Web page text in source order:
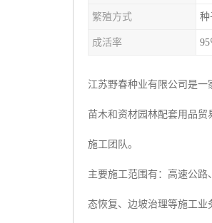
繁殖方式 种
成活率 95
江苏野春种业有限公司是
苗木和资材园林配套用品贸
施工团队。
主要施工范围有：高速公
态恢复、边坡治理等施工